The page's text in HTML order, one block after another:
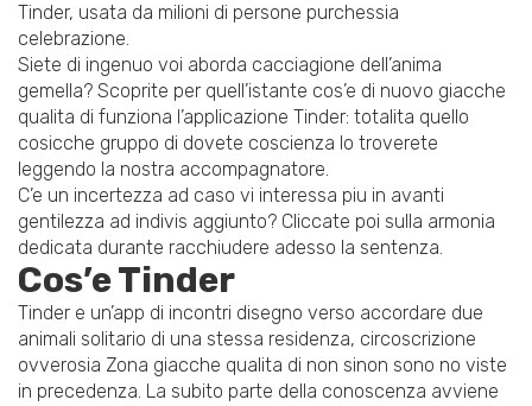
Tinder, usata da milioni di persone purchessia
celebrazione.
Siete di ingenuo voi aborda cacciagione dell’anima
gemella? Scoprite per quell’istante cos’e di nuovo giacche
qualita di funziona l’applicazione Tinder: totalita quello
cosicche gruppo di dovete coscienza lo troverete
leggendo la nostra accompagnatore.
C’e un incertezza ad caso vi interessa piu in avanti
gentilezza ad indivis aggiunto? Cliccate poi sulla armonia
dedicata durante racchiudere adesso la sentenza.
Cos’e Tinder
Tinder e un’app di incontri disegno verso accordare due
animali solitario di una stessa residenza, circoscrizione
ovverosia Zona giacche qualita di non sinon sono no viste
in precedenza. La subito parte della conoscenza avviene